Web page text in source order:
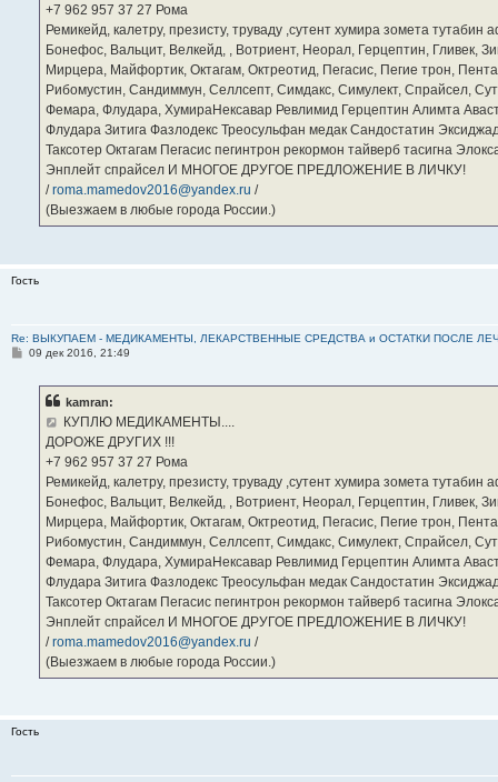
‪+7 962 957 37 27‬ Рома
Ремикейд, калетру, презисту, труваду ,сутент хумира зомета
Бонефос, Вальцит, Велкейд, , Вотриент, Неорал, Герцептин, Гливек,
Мирцера, Майфортик, Октагам, Октреотид, Пегасис, Пегие трон,
Рибомустин, Сандиммун, Селлсепт, Симдакс, Симулект, Спрайсел,
Фемара, Флудара, ХумираНексавар Ревлимид Герцептин Алимта
Флудара Зитига Фазлодекс Треосульфан медак Сандостатин
Таксотер Октагам Пегасис пегинтрон рекормон тайверб тасигна
Энплейт спрайсел И МНОГОЕ ДРУГОЕ ПРЕДЛОЖЕНИЕ В ЛИЧКУ!
/roma.mamedov2016@yandex.ru /
(Выезжаем в любые города России.)
Гость
Re: ВЫКУПАЕМ - МЕДИКАМЕНТЫ, ЛЕКАРСТВЕННЫЕ СРЕДСТВА и ОСТАТКИ ПОСЛЕ
С09 дек 2016, 21:49
kamran:
КУПЛЮ МЕДИКАМЕНТЫ....
ДОРОЖЕ ДРУГИХ !!!
‪+7 962 957 37 27‬ Рома
Ремикейд, калетру, презисту, труваду ,сутент хумира зомета
Бонефос, Вальцит, Велкейд, , Вотриент, Неорал, Герцептин, Гливек,
Мирцера, Майфортик, Октагам, Октреотид, Пегасис, Пегие трон,
Рибомустин, Сандиммун, Селлсепт, Симдакс, Симулект, Спрайсел,
Фемара, Флудара, ХумираНексавар Ревлимид Герцептин Алимта
Флудара Зитига Фазлодекс Треосульфан медак Сандостатин
Таксотер Октагам Пегасис пегинтрон рекормон тайверб тасигна
Энплейт спрайсел И МНОГОЕ ДРУГОЕ ПРЕДЛОЖЕНИЕ В ЛИЧКУ!
/roma.mamedov2016@yandex.ru /
(Выезжаем в любые города России.)
Гость